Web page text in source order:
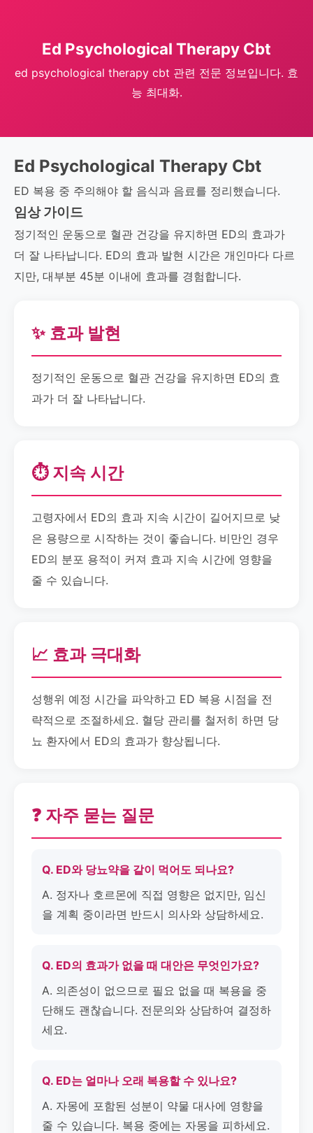
Ed Psychological Therapy Cbt
ed psychological therapy cbt 관련 전문 정보입니다. 효
능 최대화.
Ed Psychological Therapy Cbt
ED 복용 중 주의해야 할 음식과 음료를 정리했습니다.
임상 가이드
정기적인 운동으로 혈관 건강을 유지하면 ED의 효과가
더 잘 나타납니다. ED의 효과 발현 시간은 개인마다 다르
지만, 대부분 45분 이내에 효과를 경험합니다.
✨ 효과 발현
정기적인 운동으로 혈관 건강을 유지하면 ED의 효
과가 더 잘 나타납니다.
⏱️ 지속 시간
고령자에서 ED의 효과 지속 시간이 길어지므로 낮
은 용량으로 시작하는 것이 좋습니다. 비만인 경우
ED의 분포 용적이 커져 효과 지속 시간에 영향을
줄 수 있습니다.
📈 효과 극대화
성행위 예정 시간을 파악하고 ED 복용 시점을 전
략적으로 조절하세요. 혈당 관리를 철저히 하면 당
뇨 환자에서 ED의 효과가 향상됩니다.
❓ 자주 묻는 질문
Q. ED와 당뇨약을 같이 먹어도 되나요?
A. 정자나 호르몬에 직접 영향은 없지만, 임신
을 계획 중이라면 반드시 의사와 상담하세요.
Q. ED의 효과가 없을 때 대안은 무엇인가요?
A. 의존성이 없으므로 필요 없을 때 복용을 중
단해도 괜찮습니다. 전문의와 상담하여 결정하
세요.
Q. ED는 얼마나 오래 복용할 수 있나요?
A. 자몽에 포함된 성분이 약물 대사에 영향을
줄 수 있습니다. 복용 중에는 자몽을 피하세요.